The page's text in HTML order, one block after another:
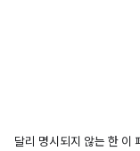
달리 명시되지 않는 한 이